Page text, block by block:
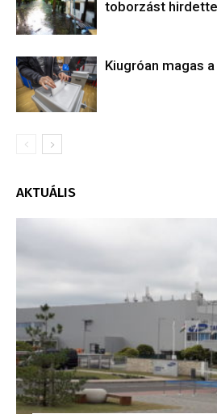
toborzást
Kiugróan magas
AKTUÁLIS